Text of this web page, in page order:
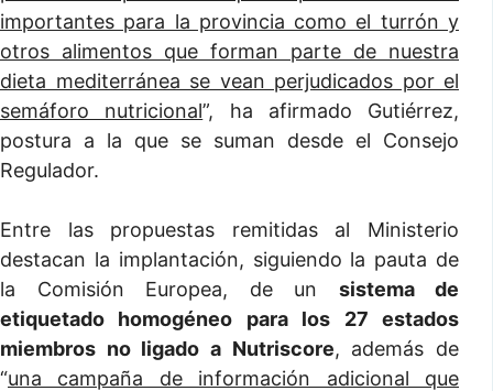
importantes para la provincia como el turrón y
otros alimentos que forman parte de nuestra
dieta mediterránea se vean perjudicados por el
semáforo nutricional”, ha afirmado Gutiérrez,
postura a la que se suman desde el Consejo
Regulador.
Entre las propuestas remitidas al Ministerio
destacan la implantación, siguiendo la pauta de
la Comisión Europea, de un sistema de
etiquetado homogéneo para los 27 estados
miembros no ligado a Nutriscore, además de
“una campaña de información adicional que